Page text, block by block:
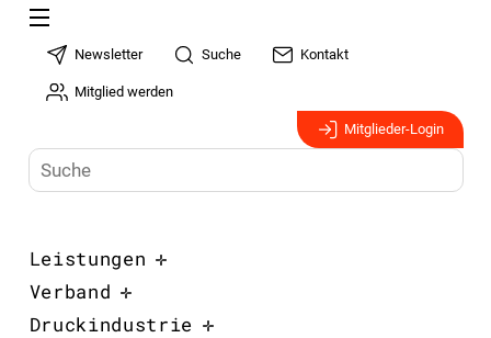
Newsletter Suche Kontakt
Mitglied werden
Mitglieder-Login
Leistungen
Verband
Druckindustrie